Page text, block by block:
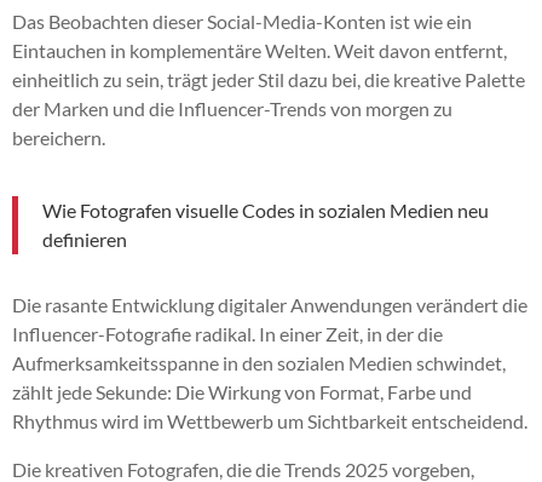
Das Beobachten dieser Social-Media-Konten ist wie ein
Eintauchen in komplementäre Welten. Weit davon entfernt,
einheitlich zu sein, trägt jeder Stil dazu bei, die kreative Palette
der Marken und die Influencer-Trends von morgen zu
bereichern.
Wie Fotografen visuelle Codes in sozialen Medien neu
definieren
Die rasante Entwicklung digitaler Anwendungen verändert die
Influencer-Fotografie radikal. In einer Zeit, in der die
Aufmerksamkeitsspanne in den sozialen Medien schwindet,
zählt jede Sekunde: Die Wirkung von Format, Farbe und
Rhythmus wird im Wettbewerb um Sichtbarkeit entscheidend.
Die kreativen Fotografen, die die Trends 2025 vorgeben,